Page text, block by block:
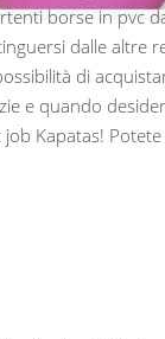
borse in pvc
dalle altre
di
e quando
Kapatas!